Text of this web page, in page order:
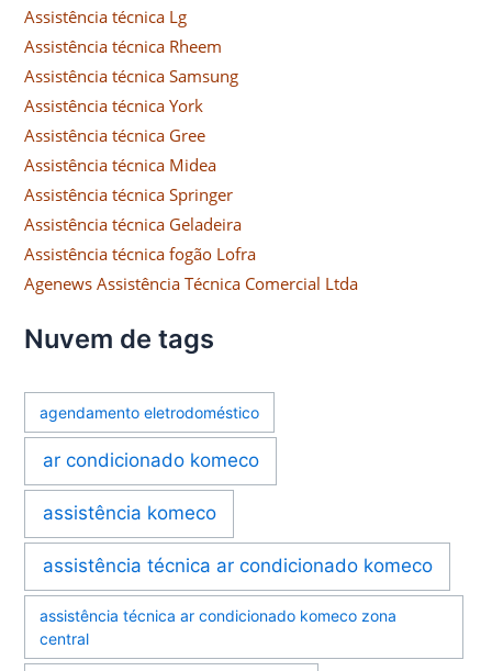
Assistência técnica Lg
Assistência técnica Rheem
Assistência técnica Samsung
Assistência técnica York
Assistência técnica Gree
Assistência técnica Midea
Assistência técnica Springer
Assistência técnica Geladeira
Assistência técnica fogão Lofra
Agenews Assistência Técnica Comercial Ltda
Nuvem de tags
agendamento eletrodoméstico
ar condicionado komeco
assistência komeco
assistência técnica ar condicionado komeco
assistência técnica ar condicionado komeco zona
central